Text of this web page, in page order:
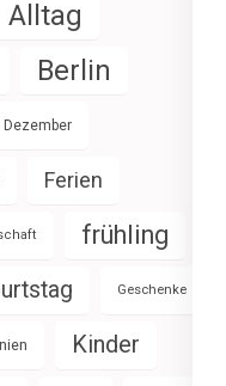
Alltag
Berlin
Dezember
Ferien
frühling
Geschenke
Kinder